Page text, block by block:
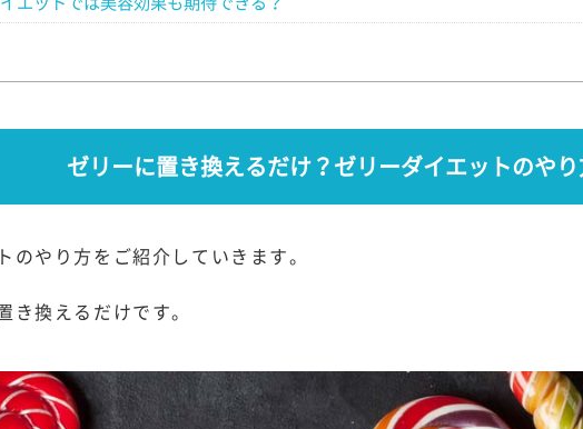
ゼリーに置き換えるだけ？ゼリーダイエットのや
のやり方をご紹介していきます。
換えるだけです。